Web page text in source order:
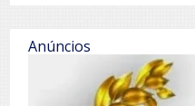
Anúncios